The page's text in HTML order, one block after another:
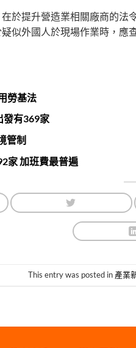
於提升營造業相關廠商的
似外國人於現場作業時，
勞基法
發有369家
管制
家 加班費最普遍
This entry was posted in 產業